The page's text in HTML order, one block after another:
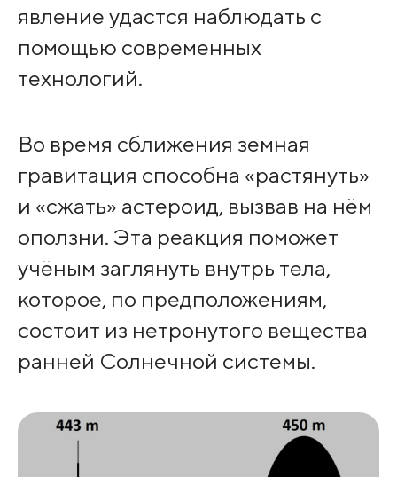
явление удастся наблюдать с
помощью современных
технологий.
Во время сближения земная
гравитация способна «растянуть»
и «сжать» астероид, вызвав на нём
оползни. Эта реакция поможет
учёным заглянуть внутрь тела,
которое, по предположениям,
состоит из нетронутого вещества
ранней Солнечной системы.